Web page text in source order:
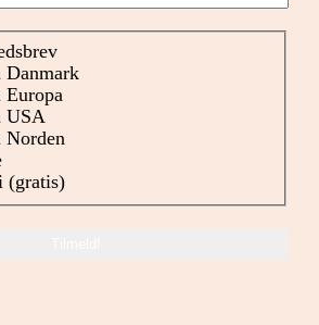
Danmark
Europa
USA
Norden
(gratis)